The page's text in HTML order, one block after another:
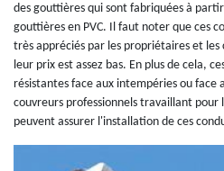
des gouttières qui sont fabriquées à
gouttières en PVC. Il faut noter que ces
très appréciés par les propriétaires et les
leur prix est assez bas. En plus de cela,
résistantes face aux intempéries ou face
couvreurs professionnels travaillant pour
peuvent assurer l'installation de ces